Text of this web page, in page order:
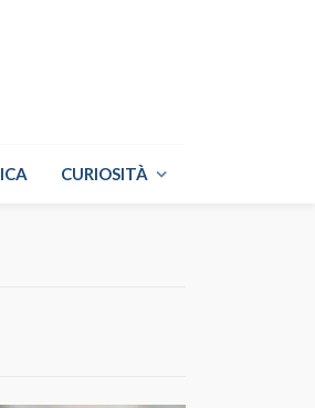
CURIOSITÀ